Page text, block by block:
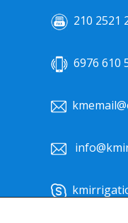
210 2521
6976 610